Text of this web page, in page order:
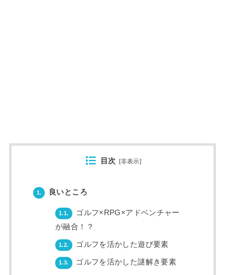
目次 [非表示]
1. 良いところ
1.1.
ゴルフ×RPG×アドベンチャー
が融合！？
1.2. ゴルフを活かした遊び要素
1.3. ゴルフを活かした謎解き要素